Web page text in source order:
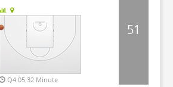
Q4 05:32 Minute
51